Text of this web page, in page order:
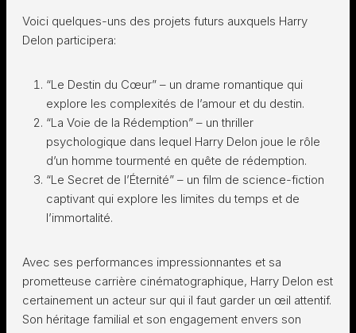
Voici quelques-uns des projets futurs auxquels Harry
Delon participera:
“Le Destin du Cœur” – un drame romantique qui
explore les complexités de l’amour et du destin.
“La Voie de la Rédemption” – un thriller
psychologique dans lequel Harry Delon joue le rôle
d’un homme tourmenté en quête de rédemption.
“Le Secret de l’Éternité” – un film de science-fiction
captivant qui explore les limites du temps et de
l’immortalité.
Avec ses performances impressionnantes et sa
prometteuse carrière cinématographique, Harry Delon est
certainement un acteur sur qui il faut garder un œil attentif.
Son héritage familial et son engagement envers son